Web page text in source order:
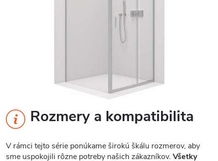
Rozmery a kompatibilita
V rámci tejto série ponúkame širokú škálu rozmerov, aby
sme uspokojili rôzne potreby našich zákazníkov. Všetky